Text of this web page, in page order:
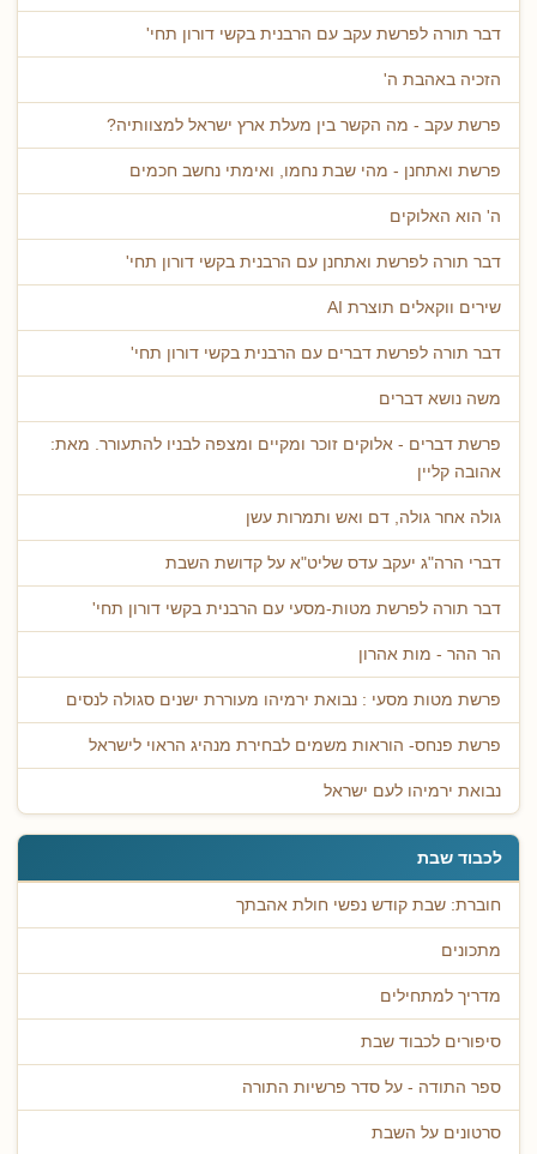
דבר תורה לפרשת עקב עם הרבנית בקשי דורון תחי'
הזכיה באהבת ה'
פרשת עקב - מה הקשר בין מעלת ארץ ישראל למצוותיה?
פרשת ואתחנן - מהי שבת נחמו, ואימתי נחשב חכמים
ה' הוא האלוקים
דבר תורה לפרשת ואתחנן עם הרבנית בקשי דורון תחי'
שירים ווקאלים תוצרת AI
דבר תורה לפרשת דברים עם הרבנית בקשי דורון תחי'
משה נושא דברים
פרשת דברים - אלוקים זוכר ומקיים ומצפה לבניו להתעורר. מאת:
אהובה קליין
גולה אחר גולה, דם ואש ותמרות עשן
דברי הרה"ג יעקב עדס שליט"א על קדושת השבת
דבר תורה לפרשת מטות-מסעי עם הרבנית בקשי דורון תחי'
הר ההר - מות אהרון
פרשת מטות מסעי : נבואת ירמיהו מעוררת ישנים סגולה לנסים
פרשת פנחס- הוראות משמים לבחירת מנהיג הראוי לישראל
נבואת ירמיהו לעם ישראל
לכבוד שבת
חוברת: שבת קודש נפשי חולת אהבתך
מתכונים
מדריך למתחילים
סיפורים לכבוד שבת
ספר התודה - על סדר פרשיות התורה
סרטונים על השבת